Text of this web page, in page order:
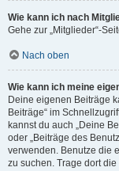
Wie kann ich nach
Gehe zur „Mitglieder“-
Nach oben
Wie kann ich meine
Deine eigenen Beiträge
Beiträge“ im
kannst du auch „Deine
oder „Beiträge des
verwenden. Benutze die
zu suchen. Trage dort